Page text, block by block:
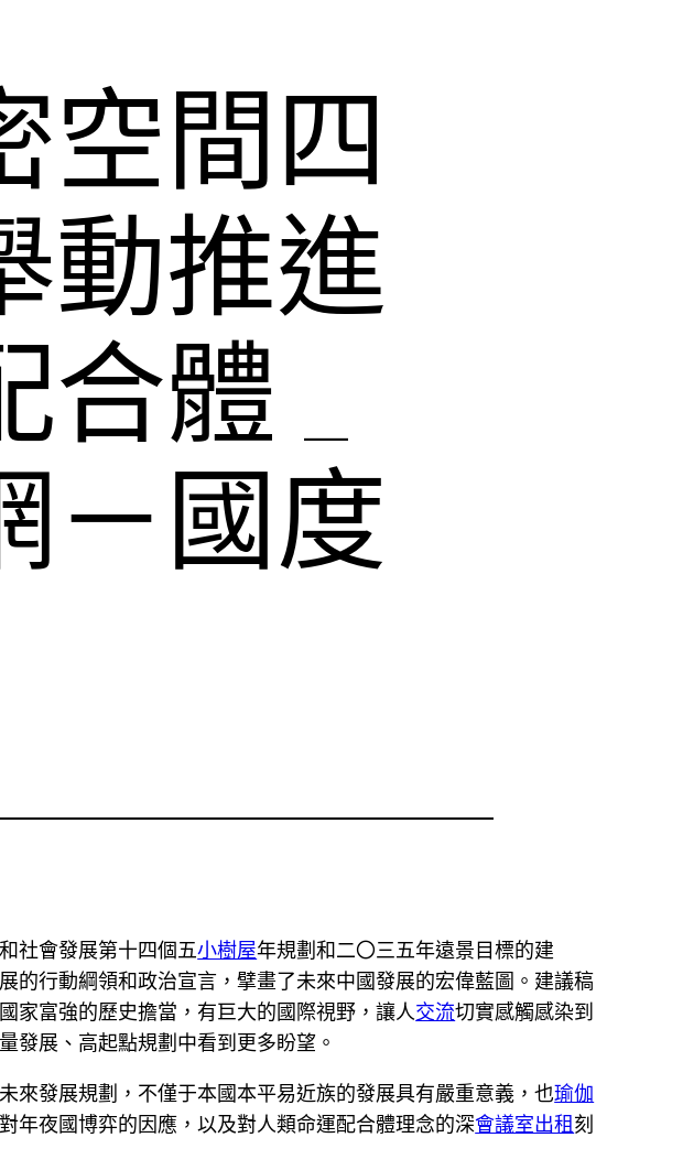
空間四
動推進
合體 _
－國度
社會發展第十四個五小樹屋年規劃和二〇三五年遠景目標的建
的行動綱領和政治宣言，擘畫了未來中國發展的宏偉藍圖。建議稿
家富強的歷史擔當，有巨大的國際視野，讓人交流切實感觸感染到
發展、高起點規劃中看到更多盼望。
來發展規劃，不僅于本國本平易近族的發展具有嚴重意義，也瑜伽
年夜國博弈的因應，以及對人類命運配合體理念的深會議室出租刻